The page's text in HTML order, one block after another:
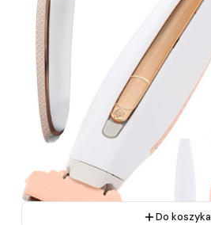
Do koszyka